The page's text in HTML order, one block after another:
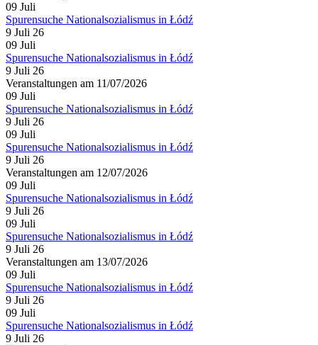
09 Juli
Spurensuche Nationalsozialismus in Łódź
9 Juli 26
09 Juli
Spurensuche Nationalsozialismus in Łódź
9 Juli 26
Veranstaltungen am 11/07/2026
09 Juli
Spurensuche Nationalsozialismus in Łódź
9 Juli 26
09 Juli
Spurensuche Nationalsozialismus in Łódź
9 Juli 26
Veranstaltungen am 12/07/2026
09 Juli
Spurensuche Nationalsozialismus in Łódź
9 Juli 26
09 Juli
Spurensuche Nationalsozialismus in Łódź
9 Juli 26
Veranstaltungen am 13/07/2026
09 Juli
Spurensuche Nationalsozialismus in Łódź
9 Juli 26
09 Juli
Spurensuche Nationalsozialismus in Łódź
9 Juli 26